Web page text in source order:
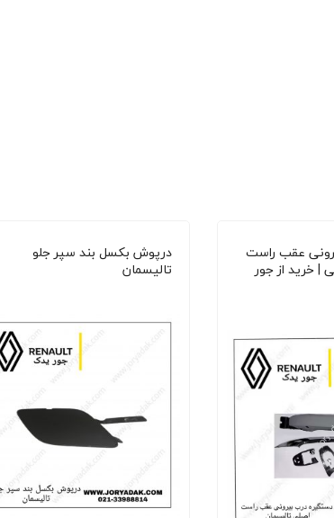
درپوش بکسل بند سپر جلو
تالیسمان
عقب راست
| خرید از جور